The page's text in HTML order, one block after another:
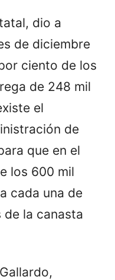
dio a
de diciembre
ciento de los
de 248 mil
el
de
que en el
los 600 mil
cada una de
la canasta